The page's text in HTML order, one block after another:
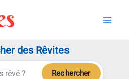
des Rêvites
Rechercher